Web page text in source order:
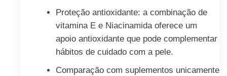
Proteção antioxidante: a combinação de
vitamina E e Niacinamida oferece um
apoio antioxidante que pode complementar
hábitos de cuidado com a pele.
Comparação com suplementos unicamente